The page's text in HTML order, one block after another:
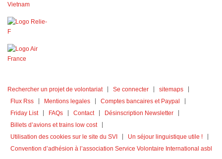
Rechercher un projet de volontariat Se connecter
sitemaps
Flux Rss
Mentions legales
Comptes bancaires et Paypal
Friday List
FAQs Contact
Désinscription Newsletter
Billets d’avions et trains low cost
Utilisation des cookies sur le site du SVI
Un séjour linguistique utile !
Convention d’adhésion à l’association Service Volontaire International asbl